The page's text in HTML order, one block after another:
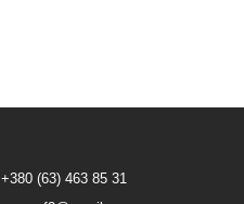
+380 (63) 463 85 31